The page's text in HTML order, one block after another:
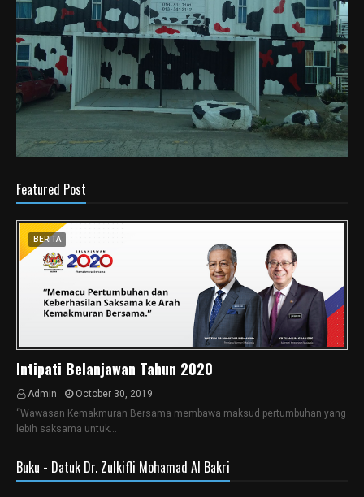
Featured Post
BERITA
Intipati Belanjawan Tahun 2020
Admin
October 30, 2019
“Wawasan Kemakmuran Bersama membawa maksud pertumbuhan yang
lebih saksama untuk…
Buku - Datuk Dr. Zulkifli Mohamad Al Bakri